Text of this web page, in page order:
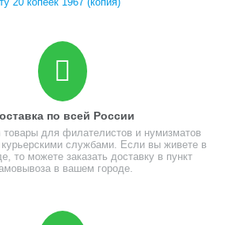
по всей России
для филателистов и нумизматов
курьерскими службами. Если вы живете в
то можете заказать доставку в пункт
в вашем городе.